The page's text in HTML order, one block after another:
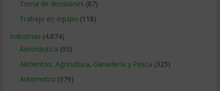
Toma de decisiones (87)
Trabajo en equipo (118)
Industrias (4.874)
Aeronautica (95)
Alimentos, Agricultura, Ganaderia y Pesca (325)
Automotriz(379)